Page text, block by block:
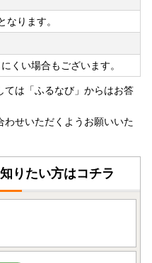
ら令和8年9月30日
が整い次第順次発送して
してはお時間をいただく場
知らせメール」が配信され
すと幸いです。
でお受取りいただけなかっ
。また、備考欄に不在日以
もご対応いたしかねますの
電話・メール等による個別
めご了承ください。
ります。
くい場合もございます。
ては「ふるなび」からはお答
せいただくようお願いいた
りたい方はコチラ